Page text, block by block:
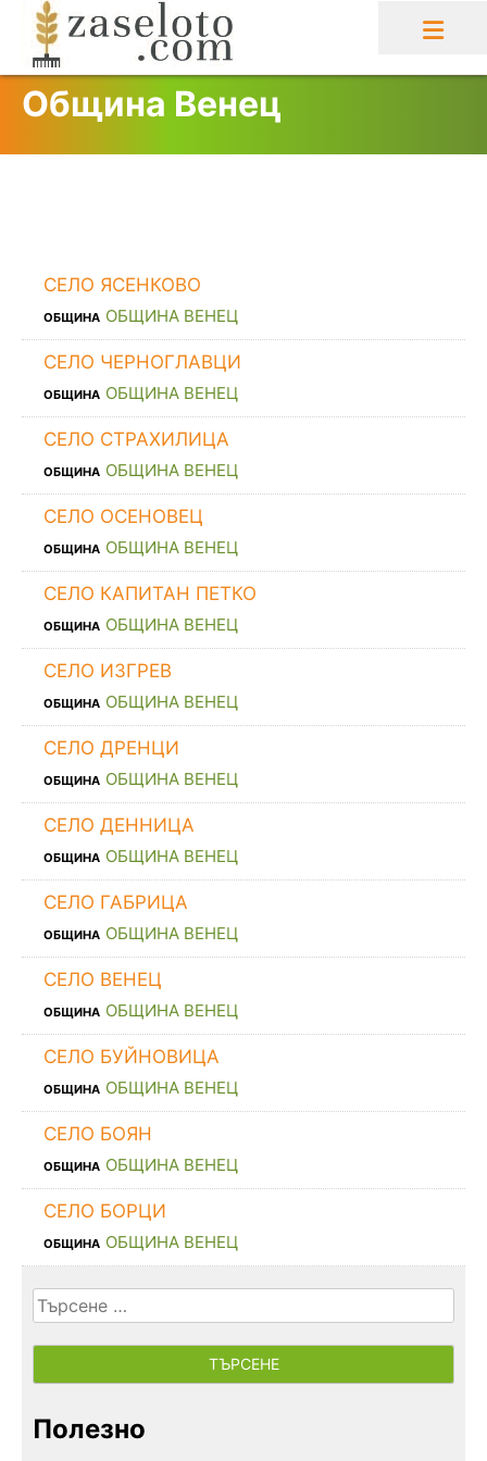
content
Община Венец
СЕЛО ЯСЕНКОВО
ОБЩИНА ОБЩИНА ВЕНЕЦ
СЕЛО ЧЕРНОГЛАВЦИ
ОБЩИНА ОБЩИНА ВЕНЕЦ
СЕЛО СТРАХИЛИЦА
ОБЩИНА ОБЩИНА ВЕНЕЦ
СЕЛО ОСЕНОВЕЦ
ОБЩИНА ОБЩИНА ВЕНЕЦ
СЕЛО КАПИТАН ПЕТКО
ОБЩИНА ОБЩИНА ВЕНЕЦ
СЕЛО ИЗГРЕВ
ОБЩИНА ОБЩИНА ВЕНЕЦ
СЕЛО ДРЕНЦИ
ОБЩИНА ОБЩИНА ВЕНЕЦ
СЕЛО ДЕННИЦА
ОБЩИНА ОБЩИНА ВЕНЕЦ
СЕЛО ГАБРИЦА
ОБЩИНА ОБЩИНА ВЕНЕЦ
СЕЛО ВЕНЕЦ
ОБЩИНА ОБЩИНА ВЕНЕЦ
СЕЛО БУЙНОВИЦА
ОБЩИНА ОБЩИНА ВЕНЕЦ
СЕЛО БОЯН
ОБЩИНА ОБЩИНА ВЕНЕЦ
СЕЛО БОРЦИ
ОБЩИНА ОБЩИНА ВЕНЕЦ
Търсене
за:
Полезно